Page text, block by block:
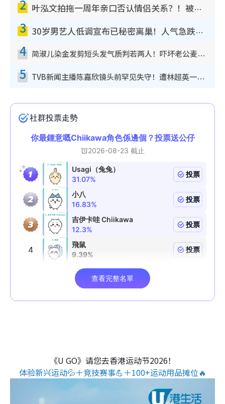
2 叶泓文拍拖一周年亲口否认情侣关系？！被质疑感情造假竟称GM“普通同事”
3 30岁男艺人低调宣布已秘密离巢！人气急跌变失踪人口：“这几年过得并不容易”
4 简淑儿染金发剪短头发气质判若两人！吓坏老公麦大力都认不出：“你做什么？”
5 TVB新闻主播陈嘉欣镜头前罕见失守！遭林超英一句话突袭吓坏当场大笑
《U GO》请您去香港运动节2026！
体验新兴运动💦＋竞技赛事💪＋100+运动用品摊位🔥